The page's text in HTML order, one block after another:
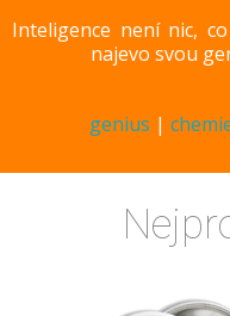
Inteligence není nic,
najevo svou
genius |